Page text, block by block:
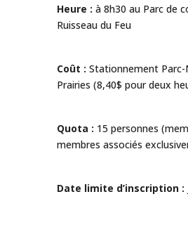
Heure : à 8h30 au Parc de
Ruisseau du Feu
Coût : Stationnement Parc-
Prairies (8,40$ pour deux
Quota : 15 personnes
membres associés
Date limite d’inscription :